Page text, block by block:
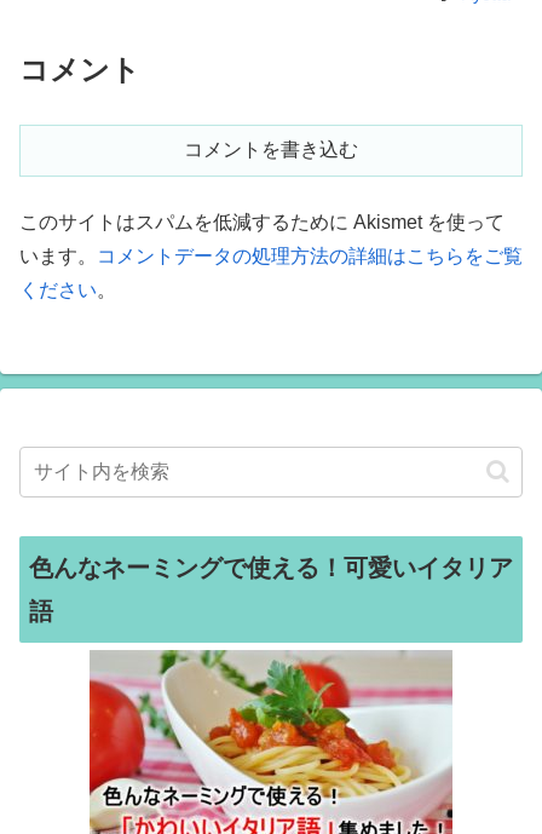
コメント
コメントを書き込む
このサイトはスパムを低減するために Akismet を使って
います。
コメントデータの処理方法の詳細はこちらをご覧
ください。
色んなネーミングで使える！可愛いイタリア
語